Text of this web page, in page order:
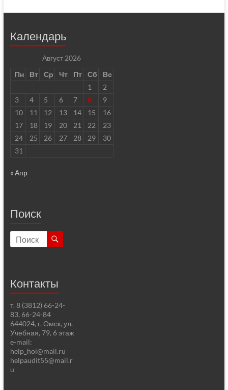
Календарь
Август 2026
Пн
Вт Ср Чт Пт Сб
Вс
1
2
3
4 5 6 7 8
9
10
11 12 13 14 15
16
17
18 19 20 21 22
23
24
25 26 27 28 29
30
31
« Апр
Поиск
Контакты
т. 8 (3812) 66-24-
83, 66-24-84
644024, г. Омск, ул.
Учебная, 79, 6 этаж
e-mail:
help_hoi@mail.ru
helpaudit55@mail.r
u